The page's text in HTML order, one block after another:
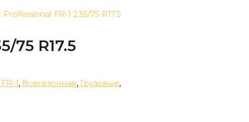
FR-1 235/75 R17.5
75 R17.5
1, Всесезонная, Грузовые,